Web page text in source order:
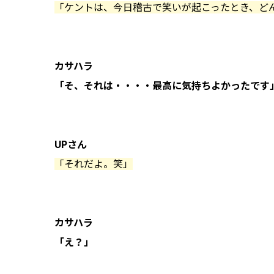
「ケントは、今日稽古で笑いが起こったとき、ど
カサハラ
「そ、それは・・・・最高に気持ちよかったです」
UPさん
「それだよ。笑」
カサハラ
「え？」